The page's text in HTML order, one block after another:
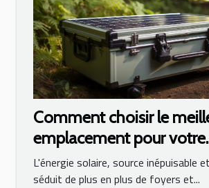
Comment choisir le
emplacement pour votre
générateur solaire
L'énergie solaire, source inépuisable
séduit de plus en plus de foyers et...